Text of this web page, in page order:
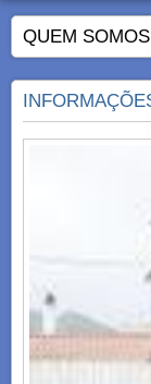
QUEM SOMOS